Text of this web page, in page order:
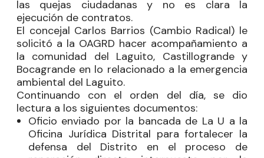
las quejas ciudadanas y no es clara la
ejecución de contratos.
El concejal Carlos Barrios (Cambio Radical) le
solicitó a la OAGRD hacer acompañamiento a
la comunidad del Laguito, Castillogrande y
Bocagrande en lo relacionado a la emergencia
ambiental del Laguito.
Continuando con el orden del día, se dio
lectura a los siguientes documentos:
Oficio enviado por la bancada de La U a la
Oficina Jurídica Distrital para fortalecer la
defensa del Distrito en el proceso de